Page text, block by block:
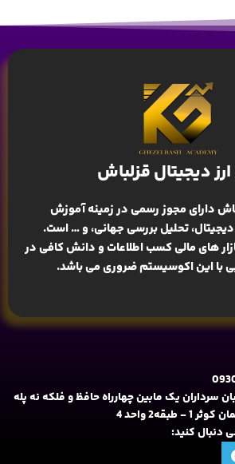
دیجیتال قزلباش
دارای مجوز رسمی در زمینهآموزش
تحلیل بررسی جهانی، و … است.
های مالی کسب اطلاعات و دانش کافی در
با این اکوسیستم ضروری می باشد.
سرداران یک مابین چهارراه حافظ و فلکه نه پله
واحد 4
دنبال کنید: